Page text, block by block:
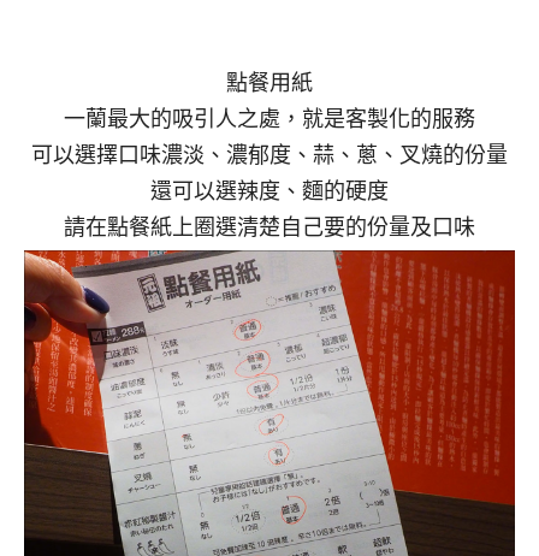
點餐用紙
一蘭最大的吸引人之處，就是客製化的服務
可以選擇口味濃淡、濃郁度、蒜、蔥、叉燒的份量
還可以選辣度、麵的硬度
請在點餐紙上圈選清楚自己要的份量及口味